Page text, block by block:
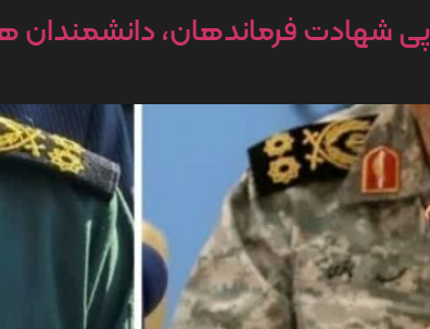
پی شهادت فرماندهان،